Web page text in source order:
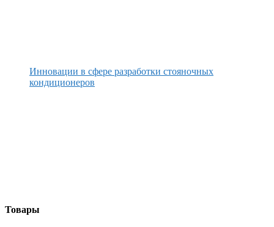
Инновации в сфере разработки стояночных
кондиционеров
Товары